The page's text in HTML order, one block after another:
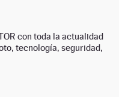
con toda la actualidad
tecnología, seguridad,